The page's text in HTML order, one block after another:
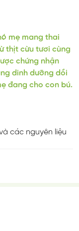
mẹ mang thai
thịt cừu tươi cùng
chứng nhận
dinh dưỡng dồi
đang cho con bú.
các nguyên liệu
ngay từ khi còn